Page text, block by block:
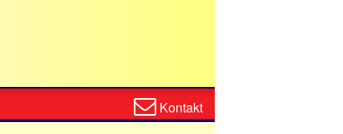
Kontaktformular
Kontakt